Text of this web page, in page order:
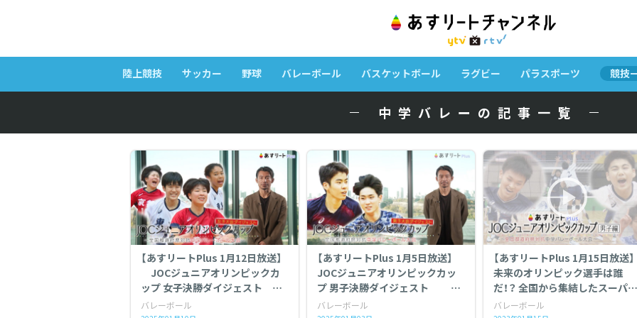
陸上競技 サッカー 野球 バレーボール バスケットボール ラグビー パラスポーツ 競技
中学バレーの記事一覧
【あすリートPlus 1月12日放送】
JOCジュニアオリンピックカ
ップ 女子決勝ダイジェスト
〜全国都道府県対抗中学バレー
バレーボール
【あすリートPlus 1月5日放送】
JOCジュニアオリンピックカッ
プ 男子決勝ダイジェスト
〜全国都道府県対抗中学バレー
バレーボール
【あすリートPlus 1月15日放送】
未来のオリンピック選手は誰
だ！？ 全国から集結したスーパー
中学生たち 「JOCカップ」男子バ
バレーボール